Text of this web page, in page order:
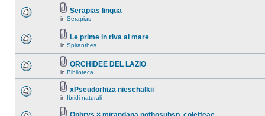
Serapias lingua
in Serapias
Le prime in riva al mare
in Spiranthes
ORCHIDEE DEL LAZIO
in Biblioteca
xPseudorhiza nieschalkii
in Ibridi naturali